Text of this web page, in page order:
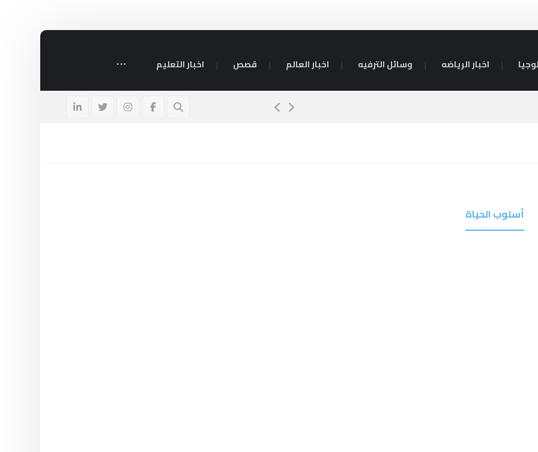
اخبار الرياضه وسائل الترفيه اخبار العالم قصص اخبار التعليم
كم مرة ذُكر اسمُ الأسد في القرآن وما هي اسمائه
أسلوب الحياة